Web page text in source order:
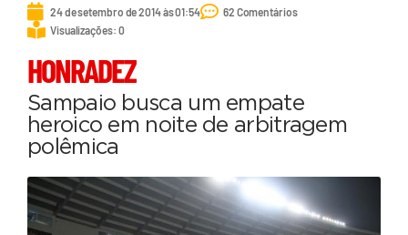
24 de setembro de 2014 às 01:54
62 Comentários
Visualizações: 0
HONRADEZ
Sampaio busca um empate
heroico em noite de arbitragem
polêmica